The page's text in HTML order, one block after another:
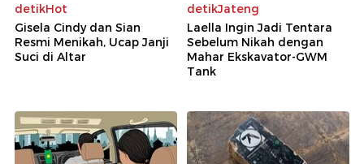
detikHot
Gisela Cindy dan Sian
Resmi Menikah, Ucap Janji
Suci di Altar
detikJateng
Laella Ingin Jadi Tentara
Sebelum Nikah dengan
Mahar Ekskavator-GWM
Tank